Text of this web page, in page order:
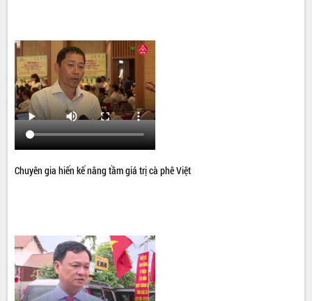
Chuyên gia hiến kế nâng tầm giá trị cà phê Việt